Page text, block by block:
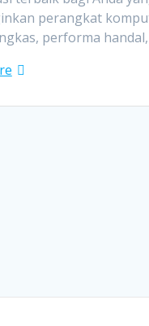
perangkat
performa